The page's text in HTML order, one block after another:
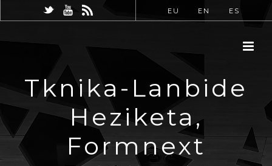
EU EN ES
Tknika-Lanbide
Heziketa,
Formnext